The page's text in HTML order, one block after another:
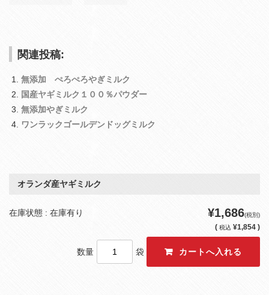
関連投稿:
無添加 ぺろぺろやぎミルク
国産ヤギミルク１００％パウダー
無添加やぎミルク
ワンラックゴールデンドッグミルク
オランダ産ヤギミルク
在庫状態 : 在庫有り ¥1,686(税別)
( 税込 ¥1,854 )
数量 袋